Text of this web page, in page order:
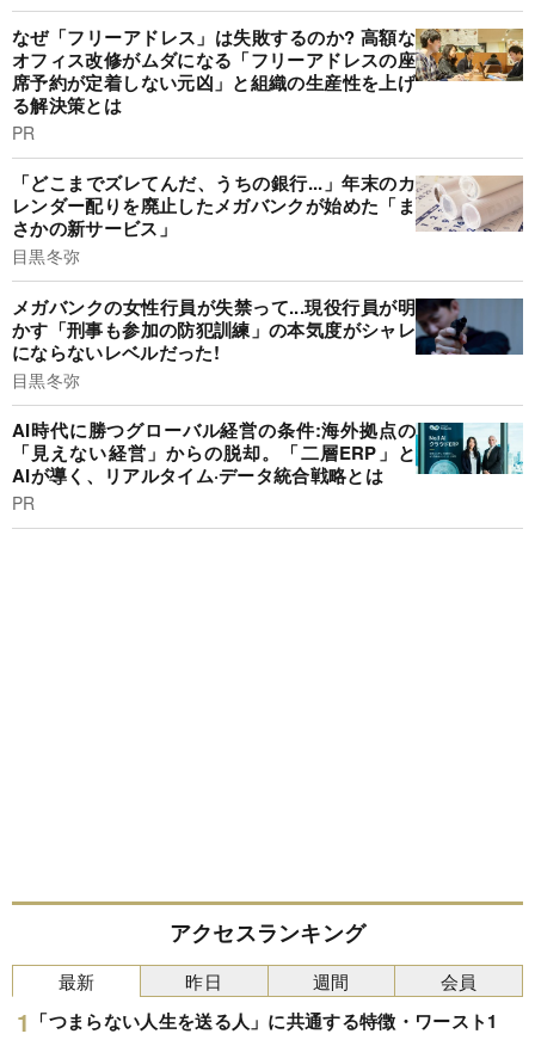
なぜ「フリーアドレス」は失敗するのか? 高額な
オフィス改修がムダになる「フリーアドレスの座
席予約が定着しない元凶」と組織の生産性を上げ
る解決策とは
PR
「どこまでズレてんだ、うちの銀行...」年末のカ
レンダー配りを廃止したメガバンクが始めた「ま
さかの新サービス」
目黒冬弥
メガバンクの女性行員が失禁って...現役行員が明
かす「刑事も参加の防犯訓練」の本気度がシャレ
にならないレベルだった!
目黒冬弥
AI時代に勝つグローバル経営の条件:海外拠点の
「見えない経営」からの脱却。「二層ERP」と
AIが導く、リアルタイム·データ統合戦略とは
PR
アクセスランキング
最新
「つまらない人生を送る人」に共通する特徴・ワースト1
昨日 週間 会員